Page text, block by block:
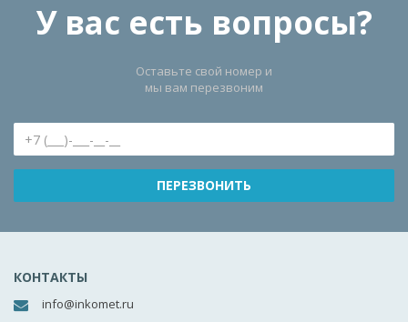
У вас есть вопросы?
Оставьте свой номер и
мы вам перезвоним
КОНТАКТЫ
info@inkomet.ru